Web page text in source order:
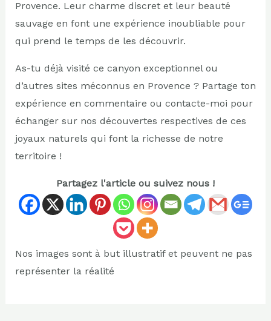
Provence. Leur charme discret et leur beauté
sauvage en font une expérience inoubliable pour
qui prend le temps de les découvrir.
As-tu déjà visité ce canyon exceptionnel ou
d’autres sites méconnus en Provence ? Partage ton
expérience en commentaire ou contacte-moi pour
échanger sur nos découvertes respectives de ces
joyaux naturels qui font la richesse de notre
territoire !
Partagez l'article ou suivez nous !
Nos images sont à but illustratif et peuvent ne pas
représenter la réalité